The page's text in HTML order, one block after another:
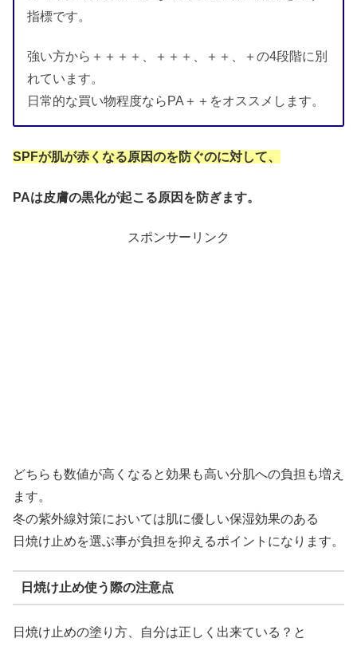
指標です。
強い方から＋＋＋＋、＋＋＋、＋＋、＋の4段階に別
れています。
日常的な買い物程度ならPA＋＋をオススメします。
SPFが肌が赤くなる原因のを防ぐのに対して、
PAは皮膚の黒化が起こる原因を防ぎます。
スポンサーリンク
どちらも数値が高くなると効果も高い分肌への負担も増え
ます。
冬の紫外線対策においては肌に優しい保湿効果のある
日焼け止めを選ぶ事が負担を抑えるポイントになります。
日焼け止め使う際の注意点
日焼け止めの塗り方、自分は正しく出来ている？と